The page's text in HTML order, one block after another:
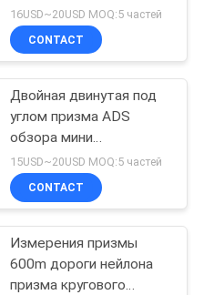
земного обзора ADS
102E мини мини
16USD~20USD MOQ:5 частей
CONTACT
Двойная двинутая под
углом призма ADS
обзора мини
конструкции мостов
призмы 45 градусов
15USD~20USD MOQ:5 частей
CONTACT
Измерения призмы
600m дороги нейлона
призма кругового